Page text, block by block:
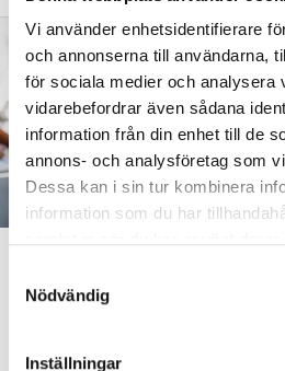
Vi använder enhetsidentifierare
och annonserna till användarna,
för sociala medier och analysera
vidarebefordrar även sådana
information från din enhet till de
annons- och analysföretag som
Dessa kan i sin tur kombinera
information som du har
Nödvändig
Inställningar
DEBATT”Att ställa krav är inte elakt. Att